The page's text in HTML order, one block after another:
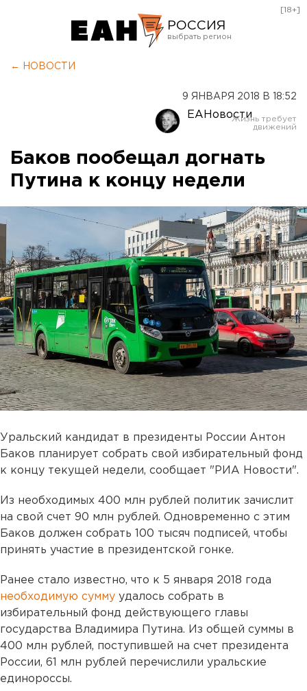
РОССИЯ
Оренбург
[18+]
← НОВОСТИ
9 ЯНВАРЯ 2018 В 18:52
ЕАНовости
Баков пообещал догнать
Путина к концу недели
Уральский кандидат в президенты России Антон
Баков планирует собрать свой избирательный фонд
к концу текущей недели, сообщает "РИА Новости".
Из необходимых 400 млн рублей политик зачислит
на свой счет 90 млн рублей. Одновременно с этим
Баков должен собрать 100 тысяч подписей, чтобы
принять участие в президентской гонке.
Ранее стало известно, что к 5 января 2018 года
необходимую сумму удалось собрать в
избирательный фонд действующего главы
государства Владимира Путина. Из общей суммы в
400 млн рублей, поступившей на счет президента
России, 61 млн рублей перечислили уральские
единороссы.